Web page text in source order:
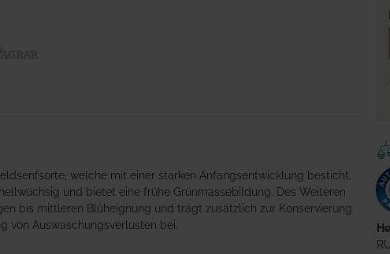
welche mit einer starken Anfangsentwicklung besticht.
und bietet eine frühe Grünmassebildung. Des Weiteren
bis mittleren Blüheignung und trägt zusätzlich zur Konservierung
von Auswaschungsverlusten bei.